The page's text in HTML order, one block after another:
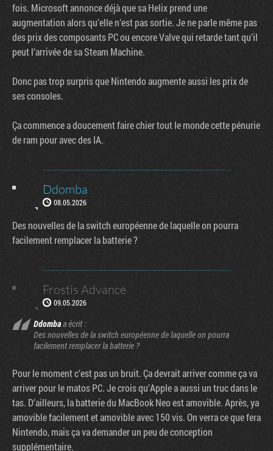
fois. Microsoft annonce déjà que sa Helix prend une
augmentation alors qu’elle n’est pas sortie. Je ne parle même pas
des prix des composants PC ou encore Valve qui retarde tant qu’il
peut l’arrivée de sa Steam Machine.
Donc pas trop surpris que Nintendo augmente aussi les prix de
ses consoles.
Ça commence a doucement faire chier tout le monde cette pénurie
de ram pour avec des IA.
Ddomba
08.05.2026
Des nouvelles de la switch européenne de laquelle on pourra
facilement remplacer la batterie ?
Frostis Advance
09.05.2026
Ddombaa écrit :
Des nouvelles de la switch européenne de laquelle on pourra
facilement remplacer la batterie ?
Pour le moment c’est pas un bruit. Ça devrait arriver comme ça va
arriver pour le matos PC. Je crois qu’Apple a aussi un truc dans le
tas. D’ailleurs, la batterie du MacBook Neo est amovible. Après, ya
amovible facilement et amovible avec 150 vis. On verra ce que fera
Nintendo, mais ça va demander un peu de conception
supplémentaire.